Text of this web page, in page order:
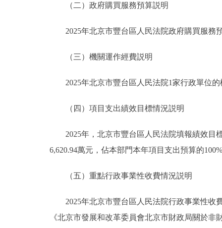
（二）政府購買服務預算説明
2025年北京市豐台區人民法院政府購買服務預
（三）機關運作經費説明
2025年北京市豐台區人民法院1家行政單位的
（四）項目支出績效目標情況説明
2025年，北京市豐台區人民法院填報績效目標
6,620.94萬元，佔本部門本年項目支出預算的
（五）重點行政事業性收費情況説明
2025年北京市豐台區人民法院行政事業性收
《北京市發展和改革委員會北京市財政局關於